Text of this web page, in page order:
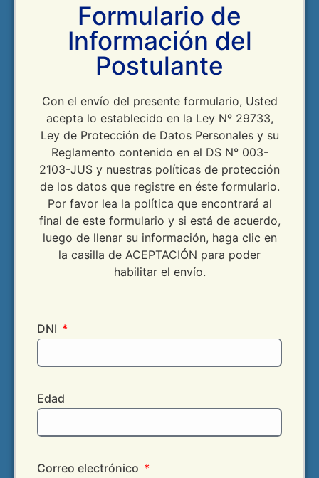
Formulario de
Información del
Postulante
Con el envío del presente formulario, Usted
acepta lo establecido en la Ley Nº 29733,
Ley de Protección de Datos Personales y su
Reglamento contenido en el DS N° 003-
2103-JUS y nuestras políticas de protección
de los datos que registre en éste formulario.
Por favor lea la política que encontrará al
final de este formulario y si está de acuerdo,
luego de llenar su información, haga clic en
la casilla de ACEPTACIÓN para poder
habilitar el envío.
DNI
Edad
Correo electrónico